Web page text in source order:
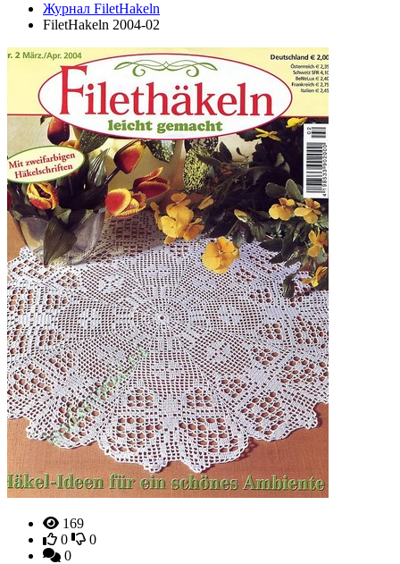
Журнал FiletHakeln
FiletHakeln 2004-02
169
0
0
0